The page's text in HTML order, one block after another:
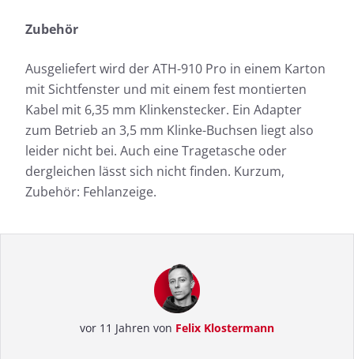
Zubehör
Ausgeliefert wird der ATH-910 Pro in einem Karton
mit Sichtfenster und mit einem fest montierten
Kabel mit 6,35 mm Klinkenstecker. Ein Adapter
zum Betrieb an 3,5 mm Klinke-Buchsen liegt also
leider nicht bei. Auch eine Tragetasche oder
dergleichen lässt sich nicht finden. Kurzum,
Zubehör: Fehlanzeige.
vor 11 Jahren von Felix Klostermann